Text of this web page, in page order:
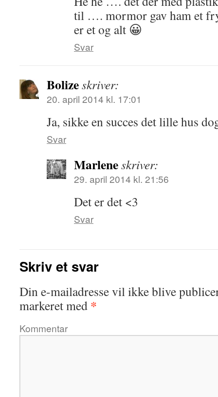
til …. mormor gav ham et
er et og alt 😀
Svar
Bolizeskriver:
20. april 2014 kl. 17:01
Ja, sikke en succes det lille hus
Svar
Marleneskriver:
29. april 2014 kl. 21:56
Det er det <3
Svar
Skriv et svar
Din e-mailadresse vil ikke blive
markeret med *
Kommentar